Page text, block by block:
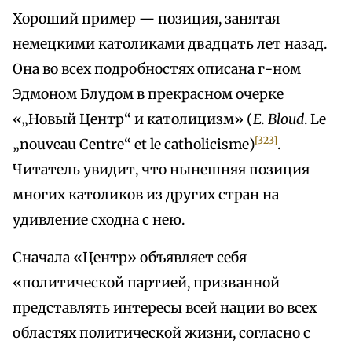
Хороший пример — позиция, занятая
немецкими католиками двадцать лет назад.
Она во всех подробностях описана г-ном
Эдмоном Блудом в прекрасном очерке
«„Новый Центр“ и католицизм» (E. Bloud. Le
„nouveau Centre“ et le catholicisme)[323].
Читатель увидит, что нынешняя позиция
многих католиков из других стран на
удивление сходна с нею.
Сначала «Центр» объявляет себя
«политической партией, призванной
представлять интересы всей нации во всех
областях политической жизни, согласно с